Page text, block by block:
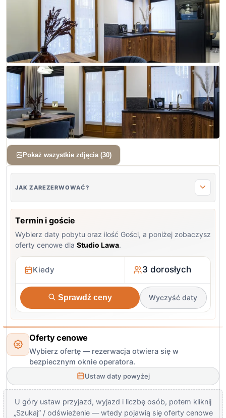
+ 27 zdjęć
Pokaż wszystkie zdjęcia (30)
JAK ZAREZERWOWAĆ?
Termin i goście
Wybierz daty pobytu oraz ilość Gości, a poniżej zobaczysz
oferty cenowe dla Studio Lawa.
3 dorosłych
Sprawdź ceny Wyczyść daty
Oferty cenowe
Wybierz ofertę — rezerwacja otwiera się w
bezpiecznym oknie operatora.
Ustaw daty powyżej
U góry ustaw przyjazd, wyjazd i liczbę osób, potem kliknij
„Szukaj” / odświeżenie — wtedy pojawią się oferty cenowe